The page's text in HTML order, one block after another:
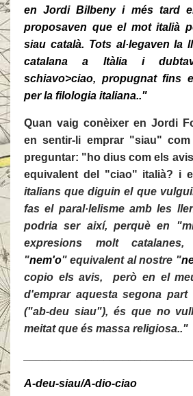
enJordi Bilbeny imés tard
proposaven que el mot italià
siau català. Tots al·legaven la
catalana a Itàlia i
schiavo>ciao, propugnat fins
per la filologia italiana.."
Quan vaig conèixer en Jordi
en sentir-li emprar "siau"
preguntar: "ho dius com els
equivalent del "ciao" italià? i
italians que diguin el que
fas el paral·lelisme amb les
podria ser així, perquè en
expresions molt
"nem'o" equivalent al nostre "
copio els avis, però en el
d'emprar aquesta segona
("ab-deu siau"), és que no
meitat que és massa religiosa.."
A-deu-siau/A-dio-ciao